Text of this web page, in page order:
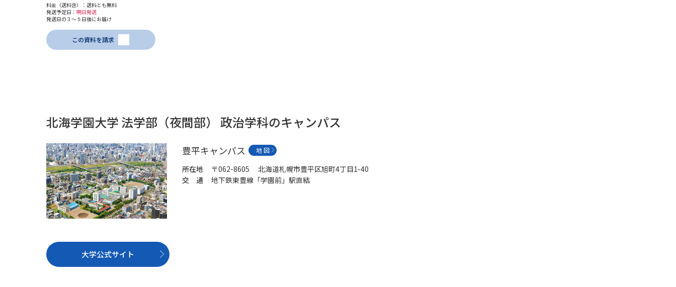
併願校選び
料金（送料含）：送料とも無料
発送予定日： 明日発送
発送日の３～５日後にお届け
この資料を請求
北海学園大学 法学部（夜間部） 政治学科のキャンパス
豊平キャンパス 地 図
所在地
〒062-8605 北海道札幌市豊平区旭町4丁目1-40
交 通
地下鉄東豊線「学園前」駅直結
大学公式サイト